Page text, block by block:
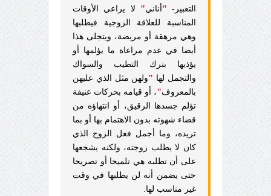
التعبير- " أناني" لا يراعي الأوقات
المناسبة للعلاقة الزوجية فيطلبها
وهي مرهقة أو مريضة، ويتجلى هذا
أيضا في عدم مراعاة ما يؤلمها أو
يؤذيها بترك التطيب والسواك
والتجمل لها "ولهن مثل الذي عليهن
بالمعروف"، أو قيامه بحركات عنيفة
تؤلم جسدها الرقيق، أو انتهاؤه من
قضاء شهوته بدون الاهتمام بها أو بما
تريده، وما أجمل فعل الزوج الذي
كان لا يطلب زوجته، ولكنه يشجعها
على أن تطلبه هي تلميحا أو تصريحا
حتى يضمن أنه لن يطلبها في وقت
غير مناسب لها.